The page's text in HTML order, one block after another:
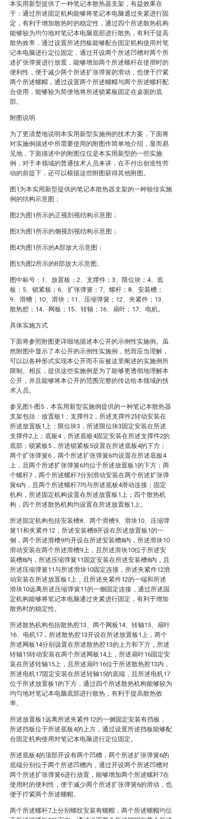
本实用新型提供了一种笔记本散热器支架，有益效果在
于：通过所述固定机构能够将笔记本电脑通过夹紧进行固
定，有利于增加散热时的稳定性，通过四个所述散热机构
能够较为均匀地对笔记本电脑底部进行散热，有利于提高
散热效率，通过设置所述挡板能够配合固定机构使用对笔
记本电脑进行定位固定，通过开设两个所述凹槽对两个所
述扩张弹簧进行放置，能够增加两个所述螺杆在使用时的
便利性，便于减少两个所述扩张弹簧的滑动，也便于拧紧
两个所述螺帽，通过设置两个所述螺帽与两个所述螺杆配
合使用，能够较为简便地将所述锁紧板固定在桌面的底
部。
附图说明
为了更清楚地说明本实用新型实施例的技术方案，下面将
对实施例描述中所需要使用的附图作简单地介绍，显而易
见地，下面描述中的附图仅仅是本实用新型的一些实施
例，对于本领域的普通技术人员来讲，在不付出创造性劳
动的前提下，还可以根据这些附图获得其他附图。
图1为本实用新型提供的笔记本散热器支架的一种较佳实施
例的结构示意图；
图2为图1所示的正视剖视结构示意图；
图3为图1所示的侧视剖视结构示意图；
图4为图1所示的A部放大示意图；
图5为图2所示的B部放大示意图。
图中标号：1、放置板；2、支撑件；3、限位块；4、底
板；5、锁紧板；6、扩张弹簧；7、螺杆；8、安装槽；
9、滑槽；10、滑块；11、压缩弹簧；12、夹紧件；13、
散热腔；14、网板；15、转轴；16、扇叶；17、电机。
具体实施方式
下面将参照附图更详细地描述本公开的示例性实施例。虽
然附图中显示了本公开的示例性实施例，然而应当理解，
可以以各种形式实现本公开而不应被这里阐述的实施例所
限制。相反，提供这些实施例是为了能够更透彻地理解本
公开，并且能够将本公开的范围完整的传达给本领域的技
术人员。
参见图1-图5，本实用新型实施例提供的一种笔记本散热器
支架包括：放置板1；支撑件2，所述支撑件2转动安装在
所述放置板1上；限位块3，所述限位块3固定安装在所述
支撑件2上；底板4，所述底板4固定安装在所述支撑件2的
底部；锁紧板5，所述锁紧板5设置在所述底板4的下方；
两个扩张弹簧6，两个所述扩张弹簧6均设置在所述底板4
上，且两个所述扩张弹簧6均位于所述放置板1的下方；两
个螺杆7，两个所述螺杆7分别滑动安装在两个所述扩张弹
簧6内，且两个所述螺杆7均与所述底板4滑动连接；固定
机构，所述固定机构设置在所述放置板1上；四个散热机
构，四个所述散热机构均设置在所述放置板1上。
所述固定机构包括安装槽8、两个滑槽9、滑块10、压缩弹
簧11和夹紧件12，所述安装槽8开设在所述放置板1的一
侧，两个所述滑槽9均开设在所述安装槽8内，所述滑块10
滑动安装在两个所述滑槽9上，且所述滑块10位于所述安
装槽8内，所述压缩弹簧11固定安装在所述安装槽8内，且
所述压缩弹簧11与所述滑块10固定连接，所述夹紧件12滑
动安装在所述放置板1上，且所述夹紧件12的一端和所述
滑块10远离所述压缩弹簧11的一侧固定连接，通过所述固
定机构能够将笔记本电脑通过夹紧进行固定，有利于增加
散热时的稳定性。
所述散热机构包括散热腔13、两个网板14、转轴15、扇叶
16、电机17，所述散热腔13开设在所述放置板1上，两个
所述网板14分别设置在所述散热腔13的上方和下方，所述
转轴15转动安装在两个所述网板14上，所述扇叶16固定安
装在所述转轴15上，且所述扇叶16位于所述散热腔13内，
所述电机17固定安装在所述转轴15的底端，且所述电机17
位于所述放置板1的下方，通过四个所述散热机构能够较为
均匀地对笔记本电脑底部进行散热，有利于提高散热效
率。
所述放置板1远离所述夹紧件12的一侧固定安装有挡板，
所述挡板位于所述底板4的上方，通过设置所述挡板能够配
合固定机构使用对笔记本电脑进行定位固定。
所述底板4的顶部开设有两个凹槽，两个所述扩张弹簧6的
底端分别位于两个所述凹槽内，通过开设两个所述凹槽对
两个所述扩张弹簧6进行放置，能够增加两个所述螺杆7在
使用时的便利性，便于减少两个所述扩张弹簧6的滑动，也
便于拧紧两个所述螺帽。
两个所述螺杆7上分别螺纹安装有螺帽，两个所述螺帽均位